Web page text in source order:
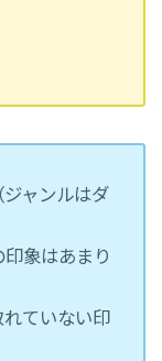
ャンルはダ
象はあまり
れていない印